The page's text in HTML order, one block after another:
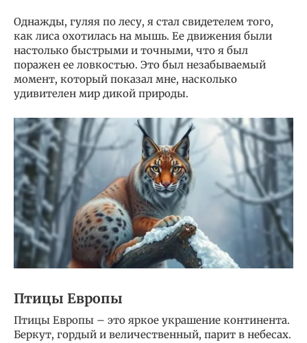
Однажды, гуляя по лесу, я стал свидетелем того,
как лиса охотилась на мышь. Ее движения были
настолько быстрыми и точными, что я был
поражен ее ловкостью. Это был незабываемый
момент, который показал мне, насколько
удивителен мир дикой природы.
Птицы Европы
Птицы Европы – это яркое украшение континента.
Беркут, гордый и величественный, парит в небесах.